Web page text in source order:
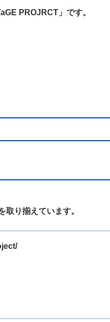
PROJRCT」です。
り揃えています。